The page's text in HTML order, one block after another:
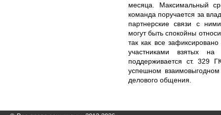
месяца. Максимальный
команда поручается за
партнерские связи с
могут быть спокойны
так как все
участниками взятых
поддерживается ст. 329
успешном
делового общения.